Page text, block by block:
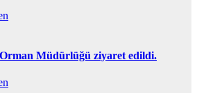
Müdürlüğü ziyaret edildi.